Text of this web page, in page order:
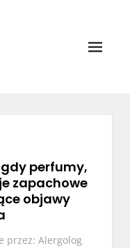
perfumy,
zapachowe
objawy
przez: Alergolog